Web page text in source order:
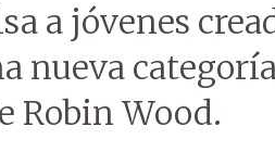
a jóvenes
nueva
Robin Wood.